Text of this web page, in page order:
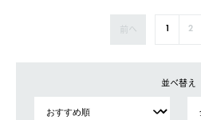
前へ 1 2
並べ替え